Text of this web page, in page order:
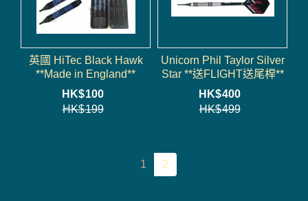
英國 HiTec Black Hawk
**Made in England**
HK$100
HK$199
Unicorn Phil Taylor Silver
Star **送FLIGHT送尾桿**
HK$400
HK$499
1 2